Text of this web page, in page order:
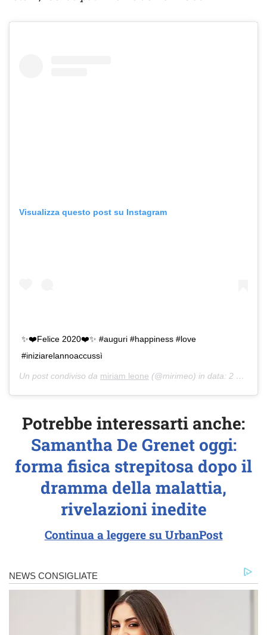
Visualizza questo post su Instagram
✨❤️Felice 2020❤️✨ #auguri #happiness #love
#iniziarelannoaccussì
Un post condiviso da miriam leone (@mirimeo) in data: 2 Gen 2020 alle ore 7:03 PST
Potrebbe interessarti anche:
Samantha De Grenet oggi:
forma fisica strepitosa dopo il
dramma della malattia,
rivelazioni inedite
Continua a leggere su UrbanPost